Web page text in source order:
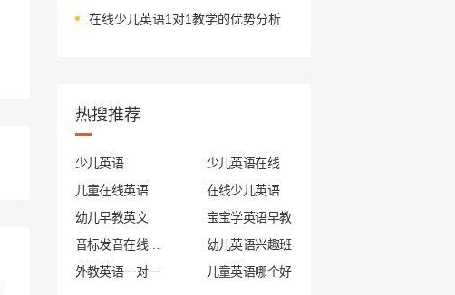
在线少儿英语1对1教学的优势分析
热搜推荐
少儿英语
少儿英语在线
儿童在线英语
在线少儿英语
幼儿早教英文
宝宝学英语早教
幼儿英语兴趣班
外教英语一对一
儿童英语哪个好